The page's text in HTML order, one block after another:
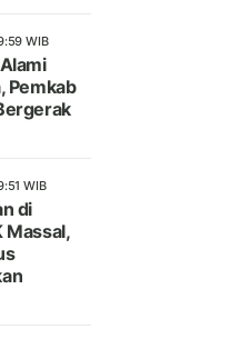
WIB
Pemkab
WIB
di
Massal,